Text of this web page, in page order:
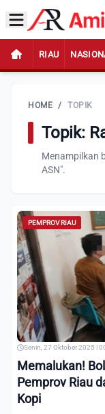
RIAU
HOME / TOPIK
Topik:
Menampilkan
ASN".
PEMPROV RIAU
Senin, 27 Oktober 2025 |
Memalukan!
Pemprov Riau
Kopi